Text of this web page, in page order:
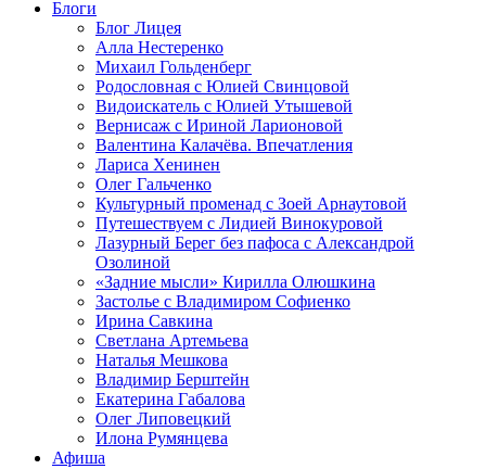
Блоги
Блог Лицея
Алла Нестеренко
Михаил Гольденберг
Родословная с Юлией Свинцовой
Видоискатель с Юлией Утышевой
Вернисаж с Ириной Ларионовой
Валентина Калачёва. Впечатления
Лариса Хенинен
Олег Гальченко
Культурный променад с Зоей Арнаутовой
Путешествуем с Лидией Винокуровой
Лазурный Берег без пафоса с Александрой
Озолиной
«Задние мысли» Кирилла Олюшкина
Застолье с Владимиром Софиенко
Ирина Савкина
Светлана Артемьева
Наталья Мешкова
Владимир Берштейн
Екатерина Габалова
Олег Липовецкий
Илона Румянцева
Афиша